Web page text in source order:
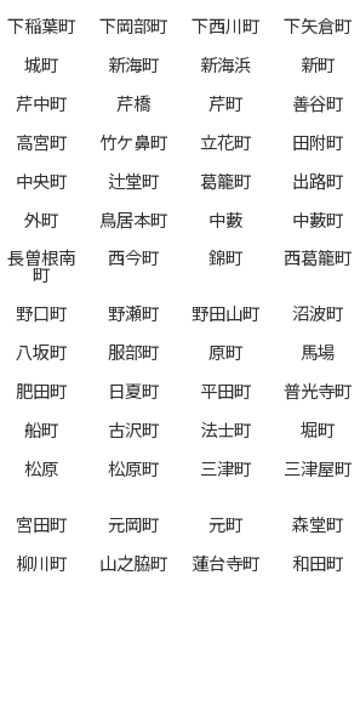
下稲葉町
下岡部町 下西川町 下矢倉町
城町
新海町 新海浜 新町
芹中町
芹橋 芹町 善谷町
高宮町
竹ケ鼻町 立花町 田附町
中央町
辻堂町 葛籠町 出路町
外町
鳥居本町 中藪 中藪町
長曽根南
町
西今町 錦町 西葛籠町
野口町 野瀬町 野田山町 沼波町
八坂町
服部町 原町 馬場
肥田町
日夏町 平田町 普光寺町
船町
古沢町 法士町 堀町
松原
松原町 三津町 三津屋町
宮田町
元岡町 元町 森堂町
柳川町
山之脇町 蓮台寺町 和田町